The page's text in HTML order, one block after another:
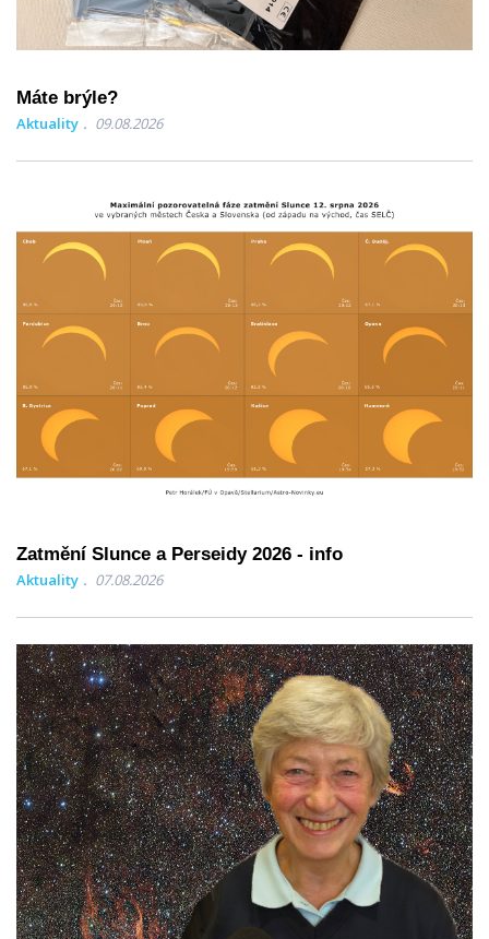
Máte brýle?
Aktuality 09.08.2026
Zatmění Slunce a Perseidy 2026 - info
Aktuality 07.08.2026